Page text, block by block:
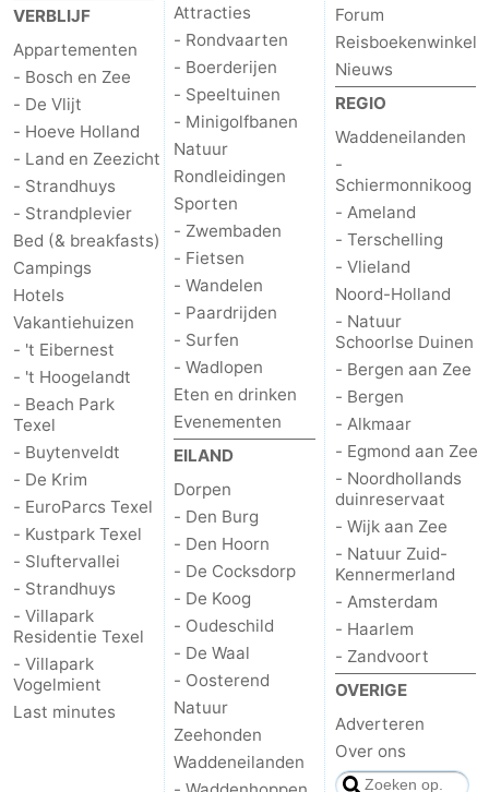
VERBLIJF
Appartementen
- Bosch en Zee
- De Vlijt
- Hoeve Holland
- Land en Zeezicht
- Strandhuys
- Strandplevier
Bed (& breakfasts)
Campings
Hotels
Vakantiehuizen
- 't Eibernest
- 't Hoogelandt
- Beach Park
Texel
- Buytenveldt
- De Krim
- EuroParcs Texel
- Kustpark Texel
- Sluftervallei
- Strandhuys
- Villapark
Residentie Texel
- Villapark
Vogelmient
Last minutes
Attracties
- Rondvaarten
- Boerderijen
- Speeltuinen
- Minigolfbanen
Natuur
Rondleidingen
Sporten
- Zwembaden
- Fietsen
- Wandelen
- Paardrijden
- Surfen
- Wadlopen
Eten en drinken
Evenementen
EILAND
Dorpen
- Den Burg
- Den Hoorn
- De Cocksdorp
- De Koog
- Oudeschild
- De Waal
- Oosterend
Natuur
Zeehonden
Waddeneilanden
Forum
Reisboekenwinkel
Nieuws
REGIO
Waddeneilanden
-
Schiermonnikoog
- Ameland
- Terschelling
- Vlieland
Noord-Holland
- Natuur
Schoorlse Duinen
- Bergen aan Zee
- Bergen
- Alkmaar
- Egmond aan Zee
- Noordhollands
duinreservaat
- Wijk aan Zee
- Natuur Zuid-
Kennermerland
- Amsterdam
- Haarlem
- Zandvoort
OVERIGE
Adverteren
Over ons